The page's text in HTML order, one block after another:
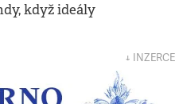
když ideály
↓ INZERCE